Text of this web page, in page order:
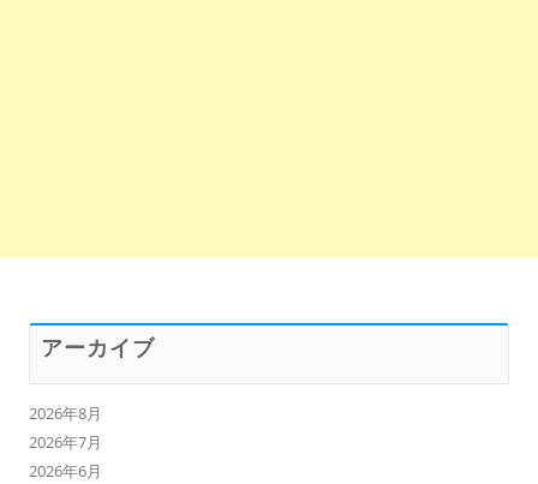
アーカイブ
2026年8月
2026年7月
2026年6月